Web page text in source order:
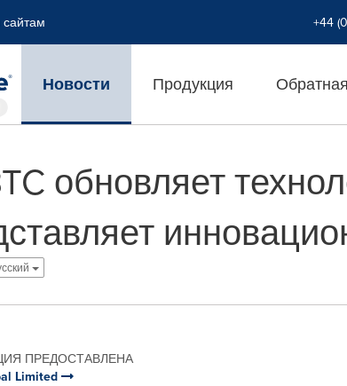
+44
Новости Продукция
обновляет
ПРЕДОСТАВЛЕНА
Limited